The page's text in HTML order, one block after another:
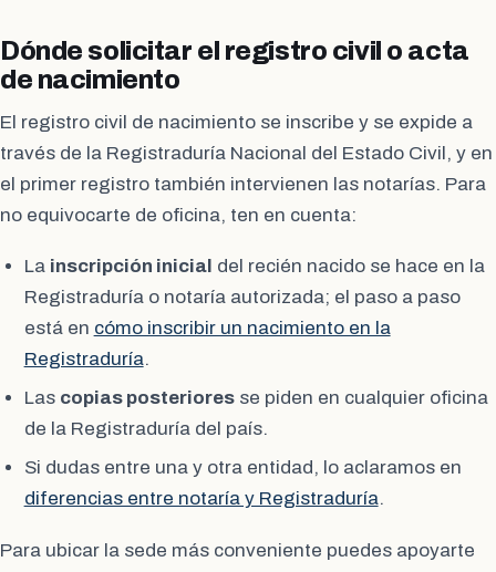
Dónde solicitar el registro civil o acta
de nacimiento
El registro civil de nacimiento se inscribe y se expide a
través de la Registraduría Nacional del Estado Civil, y en
el primer registro también intervienen las notarías. Para
no equivocarte de oficina, ten en cuenta:
La inscripción inicial del recién nacido se hace en la
Registraduría o notaría autorizada; el paso a paso
está en cómo inscribir un nacimiento en la
Registraduría.
Las copias posterioresse piden en cualquier oficina
de la Registraduría del país.
Si dudas entre una y otra entidad, lo aclaramos en
diferencias entre notaría y Registraduría.
Para ubicar la sede más conveniente puedes apoyarte